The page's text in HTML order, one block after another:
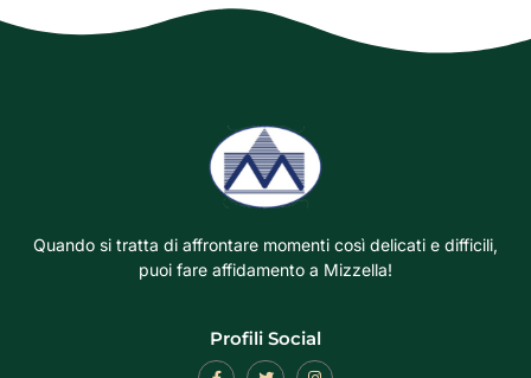
Quando si tratta di affrontare momenti così delicati e difficili,
puoi fare affidamento a Mizzella!
Profili Social